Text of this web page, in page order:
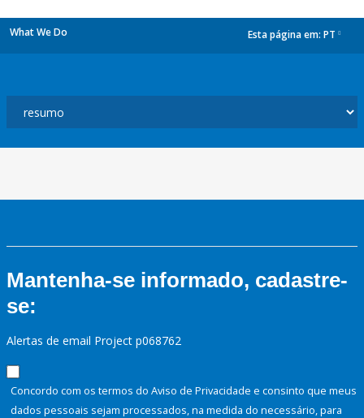
What We Do Esta página em: PT
Mantenha-se informado, cadastre-
se:
Alertas de email Project p068762
Concordo com os termos do Aviso de Privacidade e consinto que meus
dados pessoais sejam processados, na medida do necessário, para